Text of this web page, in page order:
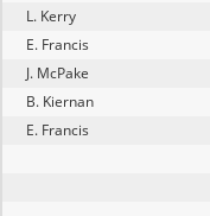
L. Kerry
E. Francis
J. McPake
B. Kiernan
E. Francis